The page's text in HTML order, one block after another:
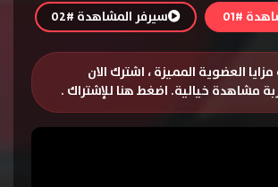
#01 سيرفر المشاهدة #02
العضوية المميزة ، اشترك الان
مشاهدة خيالية. اضغط هنا للإشتراك .